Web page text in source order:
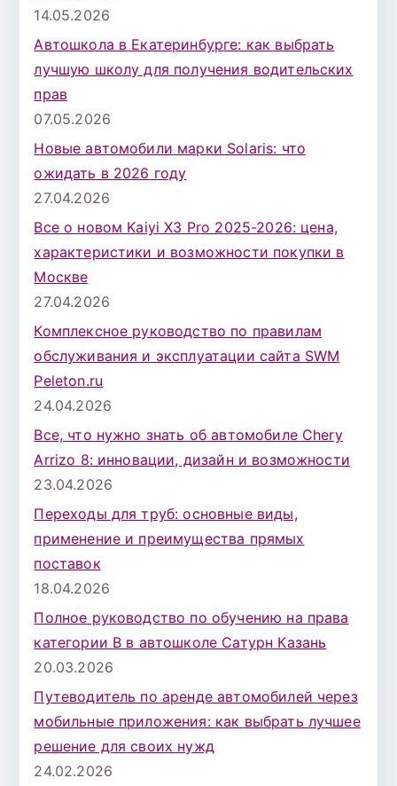
14.05.2026
Автошкола в Екатеринбурге: как выбрать
лучшую школу для получения водительских
прав
07.05.2026
Новые автомобили марки Solaris: что
ожидать в 2026 году
27.04.2026
Все о новом Kaiyi X3 Pro 2025-2026: цена,
характеристики и возможности покупки в
Москве
27.04.2026
Комплексное руководство по правилам
обслуживания и эксплуатации сайта SWM
Peleton.ru
24.04.2026
Все, что нужно знать об автомобиле Chery
Arrizo 8: инновации, дизайн и возможности
23.04.2026
Переходы для труб: основные виды,
применение и преимущества прямых
поставок
18.04.2026
Полное руководство по обучению на права
категории B в автошколе Сатурн Казань
20.03.2026
Путеводитель по аренде автомобилей через
мобильные приложения: как выбрать лучшее
решение для своих нужд
24.02.2026